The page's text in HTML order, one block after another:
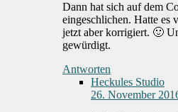
Dann hat sich auf dem
eingeschlichen. Hatte es
jetzt aber korrigiert. 🙂
gewürdigt.
Antworten
Heckules Studio
26. November